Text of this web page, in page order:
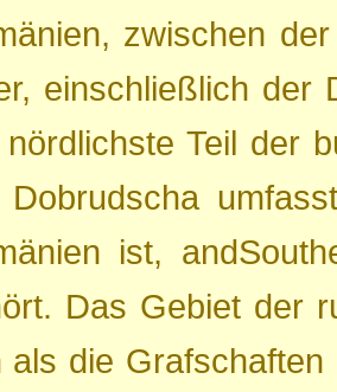
zwischen
einschließlich der
Teil der
Dobrudscha
ist,
Das Gebiet der
als die